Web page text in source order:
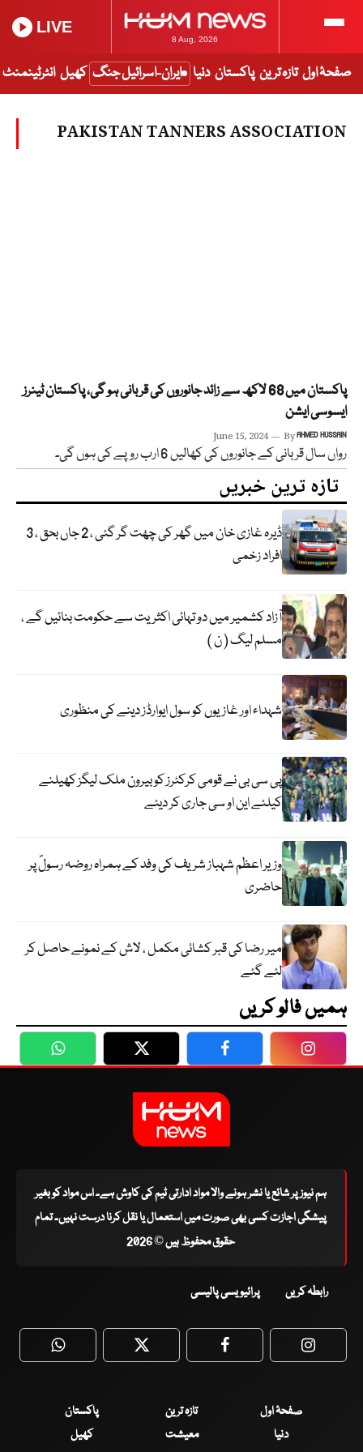
8 Aug, 2026
LIVE
صفحۂ اول تازہ ترین پاکستان دنیا ایران-اسرائیل جنگ کھیل انٹرٹینمنٹ
PAKISTAN TANNERS ASSOCIATION
پاکستان میں 68 لاکھ سے زائد جانوروں کی قربانی ہو گی، پاکستان ٹینرز
ایسوسی ایشن
June 15, 2024 ByAHMED HUSSAIN
رواں سال قربانی کے جانوروں کی کھالیں 6 ارب روپے کی ہوں گی۔
تازہ ترین خبریں
ڈیرہ غازی خان میں گھر کی چھت گر گئی ، 2 جاں بحق ، 3
افراد زخمی
آزاد کشمیر میں دو تہائی اکثریت سے حکومت بنائیں گے ،
مسلم لیگ ( ن )
شہداء اور غازیوں کو سول ایوارڈز دینے کی منظوری
پی سی بی نے قومی کرکٹرز کو بیرون ملک لیگز کھیلنے
کیلئے این او سی جاری کر دیئے
وزیر اعظم شہباز شریف کی وفد کے ہمراہ روضہ رسولؐ پر
حاضری
میر رضا کی قبر کشائی مکمل ، لاش کے نمونے حاصل کر
لئے گئے
ہمیں فالو کریں
WhatsApp Twitter Facebook
ہم نیوز پر شائع یا نشر ہونے والا مواد ادارتی ٹیم کی کاوش ہے۔ اس مواد کو بغیر
پیشگی اجازت کسی بھی صورت میں استعمال یا نقل کرنا درست نہیں۔ تمام
حقوق محفوظ ہیں © 2026
رابطہ کریں پرائیویسی پالیسی
WhatsApp Twitter Facebook
صفحۂ اول تازہ ترین
پاکستان
دنیا
معیشت
کھیل